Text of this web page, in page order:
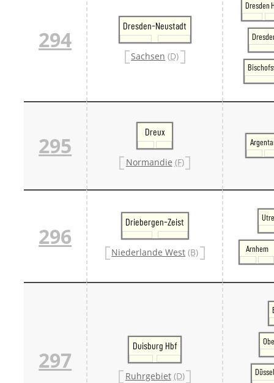
294
Dresden-Neustadt
Sachsen (D)
Dresden
295
Dreux
Normandie (F)
296
Driebergen-Zeist
Niederlande West (B) Arnhem
297
Duisburg Hbf
Ruhrgebiet (D)